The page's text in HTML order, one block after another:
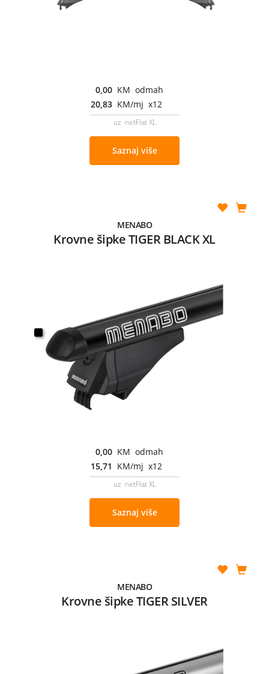
0,00 KM odmah
20,83 KM/mj x12
uz netFlat XL
Saznaj više
MENABO
Krovne šipke TIGER BLACK XL
0,00 KM odmah
15,71 KM/mj x12
uz netFlat XL
Saznaj više
MENABO
Krovne šipke TIGER SILVER